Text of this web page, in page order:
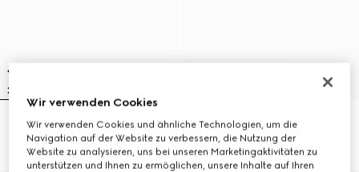
Kinderpullover aus Wolle mit Web
€ 650
Kinderpullover aus Wolle mit Web
€ 650
Wir verwenden Cookies
Wir verwenden Cookies und ähnliche Technologien, um die
Navigation auf der Website zu verbessern, die Nutzung der
Website zu analysieren, uns bei unseren Marketingaktivitäten zu
unterstützen und Ihnen zu ermöglichen, unsere Inhalte auf Ihren